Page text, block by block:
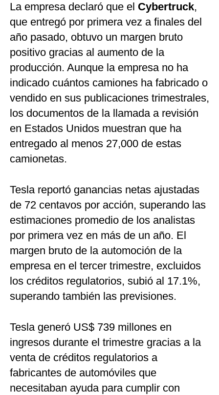
La empresa declaró que el Cybertruck,
que entregó por primera vez a finales del
año pasado, obtuvo un margen bruto
positivo gracias al aumento de la
producción. Aunque la empresa no ha
indicado cuántos camiones ha fabricado o
vendido en sus publicaciones trimestrales,
los documentos de la llamada a revisión
en Estados Unidos muestran que ha
entregado al menos 27,000 de estas
camionetas.
Tesla reportó ganancias netas ajustadas
de 72 centavos por acción, superando las
estimaciones promedio de los analistas
por primera vez en más de un año. El
margen bruto de la automoción de la
empresa en el tercer trimestre, excluidos
los créditos regulatorios, subió al 17.1%,
superando también las previsiones.
Tesla generó US$ 739 millones en
ingresos durante el trimestre gracias a la
venta de créditos regulatorios a
fabricantes de automóviles que
necesitaban ayuda para cumplir con